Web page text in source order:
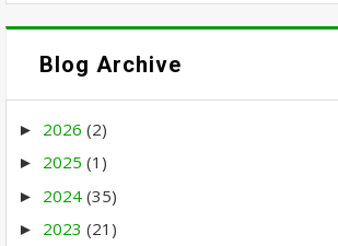
Blog Archive
► 2026 (2)
► 2025 (1)
► 2024 (35)
► 2023 (21)